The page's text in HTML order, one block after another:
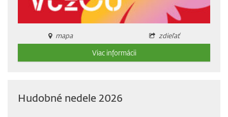
mapa
zdieľať
Viac informácii
Hudobné nedele 2026